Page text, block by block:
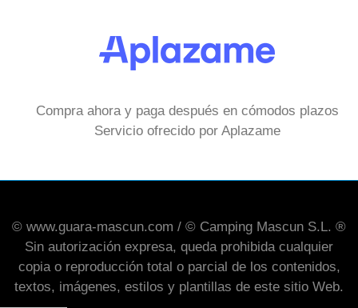
Compra ahora y paga después en cómodos plazos
Servicio ofrecido por Aplazame
© www.guara-mascun.com / © Camping Mascun S.L. ®
Sin autorización expresa, queda prohibida cualquier
copia o reproducción total o parcial de los contenidos,
textos, imágenes, estilos y plantillas de este sitio Web.